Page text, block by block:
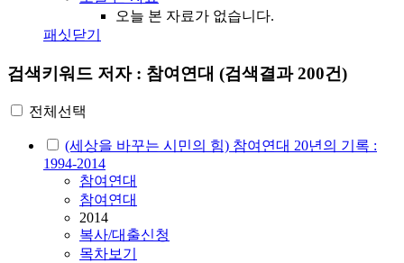
오늘 본 자료가 없습니다.
패싯닫기
검색키워드 저자 : 참여연대 (검색결과 200건)
전체선택
(세상을 바꾸는 시민의 힘) 참여연대 20년의 기록 :
1994-2014
참여연대
참여연대
2014
복사/대출신청
목차보기